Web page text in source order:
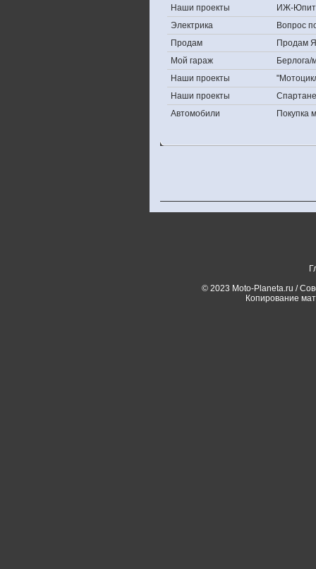
Наши проекты
ИЖ-
Электрика
Вопрос
Продам
Продам
Мой гараж
Берлога/
Наши проекты
Наши проекты
Автомобили
Покупка
© 2023 Moto-Planeta.ru /
Копирование